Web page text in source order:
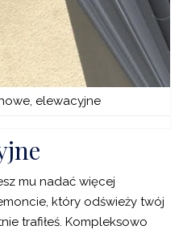
elewacyjne
mu nadać więcej
który odświeży twój
trafiłeś. Kompleksowo